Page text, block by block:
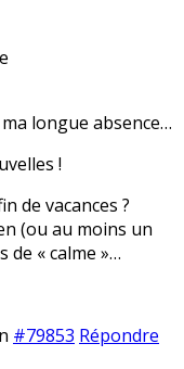
longue absence…
!
de vacances ?
(ou au moins un
de « calme »…
#79853 Répondre